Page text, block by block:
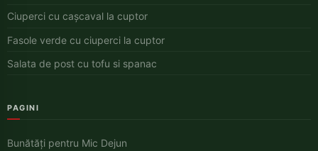
Ciuperci cu cașcaval la cuptor
Fasole verde cu ciuperci la cuptor
Salata de post cu tofu si spanac
PAGINI
Bunătăți pentru Mic Dejun